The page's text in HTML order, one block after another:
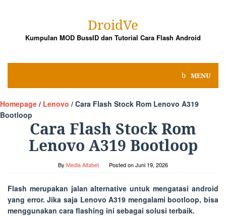
DroidVe
Kumpulan MOD BussID dan Tutorial Cara Flash Android
MENU
Homepage / Lenovo / Cara Flash Stock Rom Lenovo A319
Bootloop
Cara Flash Stock Rom
Lenovo A319 Bootloop
By Media Alfabet Posted onJuni 19, 2026
Flash merupakan jalan alternative untuk mengatasi android
yang error. Jika saja Lenovo A319 mengalami bootloop, bisa
menggunakan cara flashing ini sebagai solusi terbaik.